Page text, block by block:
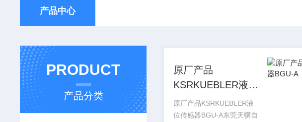
产品中心
PRODUCT
产品分类
原厂产品
KSRKUEBLER液位
传感器BGU-A
原厂产品KSRKUEBLER液
位传感器BGU-A东莞天骥自